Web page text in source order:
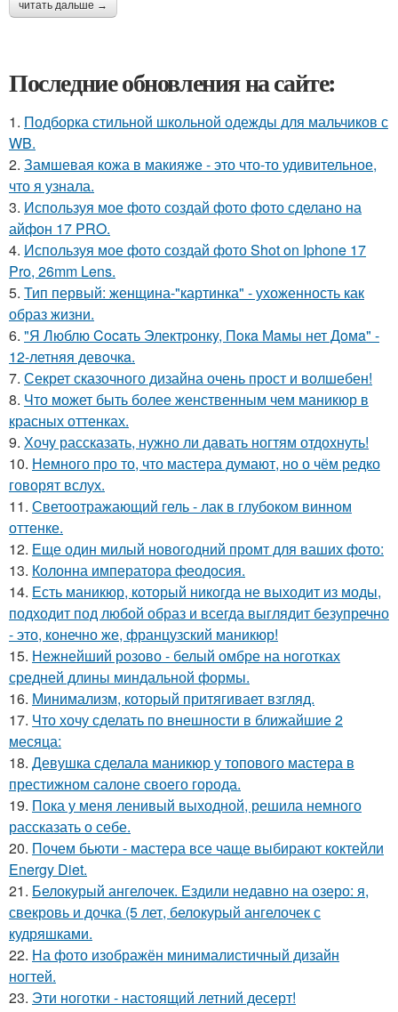
читать дальше →
Последние обновления на сайте:
1. Подборка стильной школьной одежды для мальчиков с
WB.
2. Замшевая кожа в макияже - это что-то удивительное,
что я узнала.
3. Используя мое фото создай фото фото сделано на
айфон 17 PRO.
4. Используя мое фото создай фото Shot on Iphone 17
Pro, 26mm Lens.
5. Тип первый: женщина-"картинка" - ухоженность как
образ жизни.
6. "Я Люблю Cocaть Электpoнкy, Пoкa Мaмы нет Дoмa" -
12-летняя девoчкa.
7. Секрет сказочного дизайна очень прост и волшебен!
8. Что может быть более женственным чем маникюр в
красных оттенках.
9. Хочу рассказать, нужно ли давать ногтям отдохнуть!
10. Немного про то, что мастера думают, но о чём редко
говорят вслух.
11. Светоотражающий гель - лак в глубоком винном
оттенке.
12. Еще один милый новогодний промт для ваших фото:
13. Колонна императора феодосия.
14. Есть маникюр, который никогда не выходит из моды,
подходит под любой образ и всегда выглядит безупречно
- это, конечно же, французский маникюр!
15. Нежнейший розово - белый омбре на ноготках
средней длины миндальной формы.
16. Минимализм, который притягивает взгляд.
17. Что хочу сделать по внешности в ближайшие 2
месяца:
18. Девушка сделала маникюр у топового мастера в
престижном салоне своего города.
19. Пока у меня ленивый выходной, решила немного
рассказать о себе.
20. Почем бьюти - мастера все чаще выбирают коктейли
Energy Diet.
21. Белокурый ангелочек. Ездили недавно на озеро: я,
свекровь и дочка (5 лет, белокурый ангелочек с
кудряшками.
22. На фото изображён минималистичный дизайн
ногтей.
23. Эти ноготки - настоящий летний десерт!